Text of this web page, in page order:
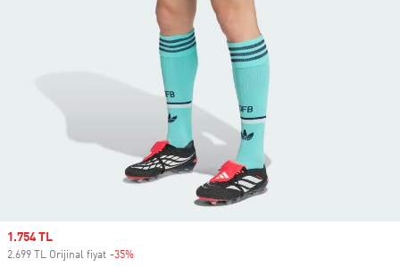
Sale price
1.754 TL
2.699 TL Orijinal fiyat -35%